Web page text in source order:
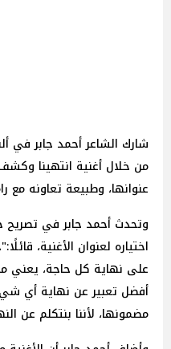
شارك الشاعر أحمد جابر في
من خلال أغنية انتهينا
عنوانها، وطبيعة تعاونه مع
وتحدث أحمد جابر في
اختياره لعنوان الأغنية،
على نهاية كل حاجة، يعني
أفضل تعبير عن نهاية أي
مضمونها، لأننا بنتكلم عن